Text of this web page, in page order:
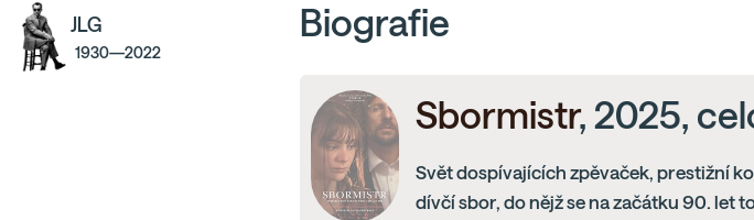
JLG
1930—2022
Biografie
Sbormistr, 2025,
Svět dospívajících zpěvaček, prestižní
dívčí sbor, do nějž se na začátku 90. let